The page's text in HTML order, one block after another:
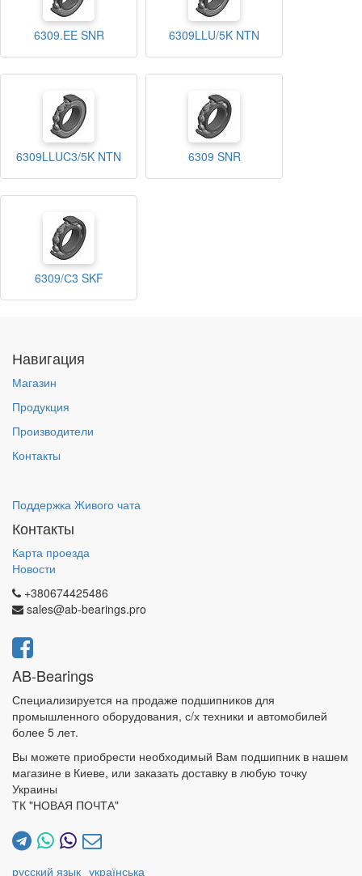
6309.EE SNR 6309LLU/5K NTN
6309LLUC3/5K NTN 6309 SNR
6309/С3 SKF
Навигация
Магазин
Продукция
Производители
Контакты
Поддержка Живого чата
Контакты
Карта проезда
Новости
+380674425486
sales@ab-bearings.pro
AB-Bearings
Специализируется на продаже подшипников для
промышленного оборудования, с/х техники и автомобилей
более 5 лет.
Вы можете приобрести необходимый Вам подшипник в нашем
магазине в Киеве, или заказать доставку в любую точку
Украины
ТК "НОВАЯ ПОЧТА"
русский язык українська